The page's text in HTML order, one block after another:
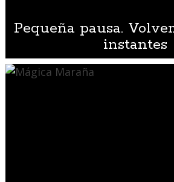
Pequeña pausa.
instantes